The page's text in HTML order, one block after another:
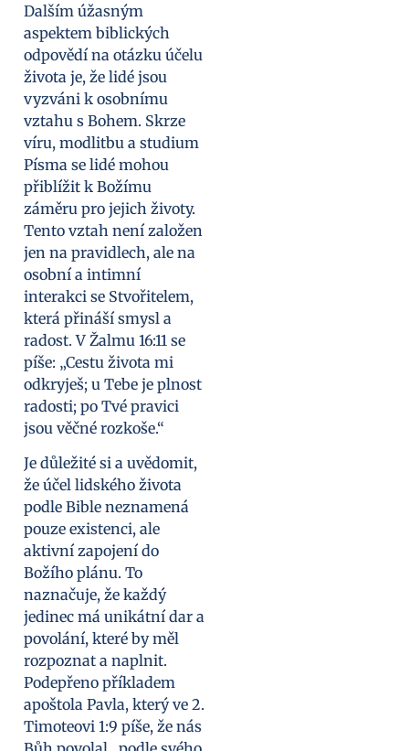
Dalším úžasným
aspektem biblických
odpovědí na otázku účelu
života je, že lidé jsou
vyzváni k osobnímu
vztahu s Bohem. Skrze
víru, modlitbu a studium
Písma se lidé mohou
přiblížit k Božímu
záměru pro jejich životy.
Tento vztah není založen
jen na pravidlech, ale na
osobní a intimní
interakci se Stvořitelem,
která přináší smysl a
radost. V Žalmu 16:11 se
píše: „Cestu života mi
odkryješ; u Tebe je plnost
radosti; po Tvé pravici
jsou věčné rozkoše.“
Je důležité si a uvědomit,
že účel lidského života
podle Bible neznamená
pouze existenci, ale
aktivní zapojení do
Božího plánu. To
naznačuje, že každý
jedinec má unikátní dar a
povolání, které by měl
rozpoznat a naplnit.
Podepřeno příkladem
apoštola Pavla, který ve 2.
Timoteovi 1:9 píše, že nás